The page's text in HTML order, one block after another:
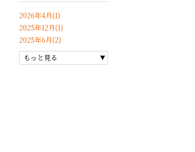
2026年4月(1)
2025年12月(1)
2025年6月(2)
もっと見る